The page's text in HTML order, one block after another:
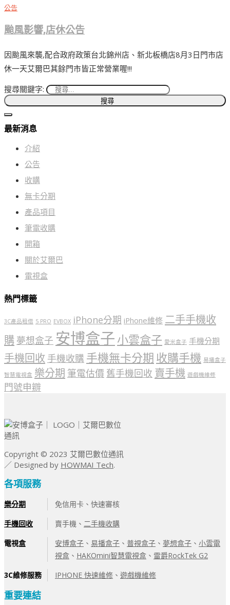
公告
颱風影響,店休公告
因颱風來襲,配合政府政策台北錦州店、新北板橋店8月3日門市店
休一天艾爾巴其餘門市皆正常營業喔!!!
搜尋關鍵字:
最新消息
介紹
公告
收購
無卡分期
產品項目
筆電收購
開箱
關於艾爾巴
電視盒
熱門標籤
3C產品租借 5 PRO EVBOX iPhone分期 iPhone維修 二手手機收
購 夢想盒子 安博盒子 小雲盒子 愛米盒子 手機分期
手機回收 手機收購 手機無卡分期 收購手機 易播盒子
智慧電視盒 樂分期 筆電估價 舊手機回收 賣手機 遊戲機維修
門號申辧
Copyright © 2023 艾爾巴數位通訊
／ Designed by HOWMAI Tech.
各項服務
樂分期
免信用卡、快速審核
手機回收
賣手機、 二手機收購
電視盒
安博盒子 、 易播盒子 、 普視盒子 、 夢想盒子 、 小雲電
視盒 、 HAKOmini智慧電視盒 、 雷爵RockTek G2
3C維修服務
IPHONE 快速維修 、 遊戲機維修
重要連結